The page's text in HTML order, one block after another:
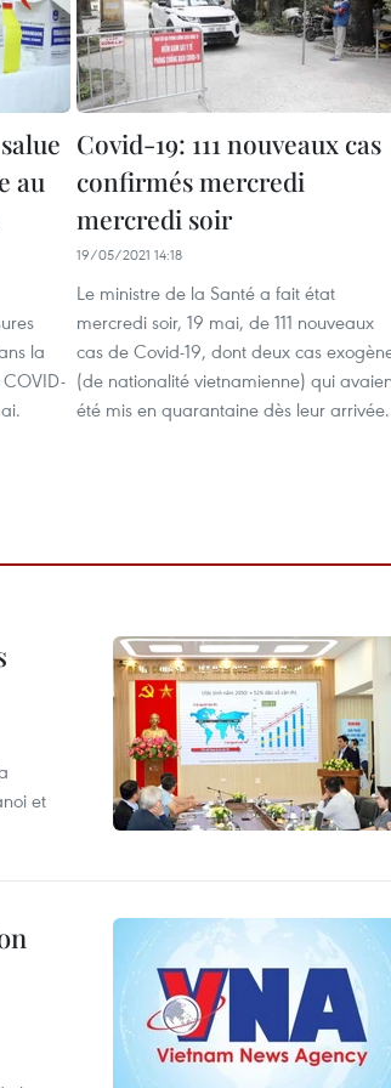
au
la
Covid-19: 111 nouveaux cas
confirmés mercredi
mercredi soir
19/05/2021 14:18
Le ministre de la Santé a fait état
mercredi soir, 19 mai, de 111 nouveaux
cas de Covid-19, dont deux cas
(de nationalité vietnamienne) qui
été mis en quarantaine dès leur arrivée.
et